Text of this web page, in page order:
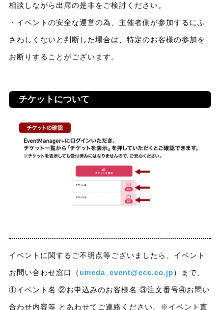
相談しながら出席の是非をご検討ください。
・イベントの安全な運営の為、主催者側が参加するにふ
さわしくないと判断した場合は、特定のお客様の参加を
お断りすることがございます。
チケットについて
イベントに関するご不明点等ございましたら、イベント
お問い合わせ窓口（ umeda_event@ccc.co.jp）まで、
①イベント名 ②お申込みのお客様名 ③注文番号④お問い
合わせ内容等 とあわせてご連絡ください。※イベント直